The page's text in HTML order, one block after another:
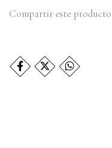
Compartir este producto